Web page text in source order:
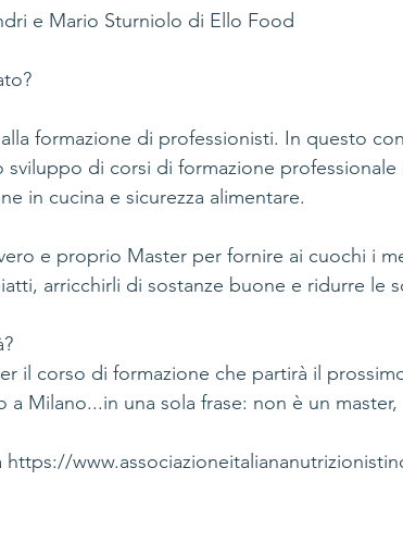
e Mario Sturniolo di Ello Food
formazione di professionisti. In questo
di corsi di formazione professionale
in cucina e sicurezza alimentare.
e proprio Master per fornire ai cuochi i
arricchirli di sostanze buone e ridurre le
il corso di formazione che partirà il
a Milano...in una sola frase: non è un
https://